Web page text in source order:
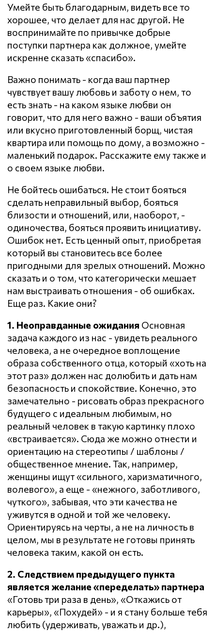
Умейте быть благодарным, видеть все то
хорошее, что делает для нас другой. Не
воспринимайте по привычке добрые
поступки партнера как должное, умейте
искренне сказать «спасибо».
Важно понимать - когда ваш партнер
чувствует вашу любовь и заботу о нем, то
есть знать - на каком языке любви он
говорит, что для него важно - ваши объятия
или вкусно приготовленный борщ, чистая
квартира или помощь по дому, а возможно -
маленький подарок. Расскажите ему также и
о своем языке любви.
Не бойтесь ошибаться. Не стоит бояться
сделать неправильный выбор, бояться
близости и отношений, или, наоборот, -
одиночества, бояться проявить инициативу.
Ошибок нет. Есть ценный опыт, приобретая
который вы становитесь все более
пригодными для зрелых отношений. Можно
сказать и о том, что категорически мешает
нам выстраивать отношения - об ошибках.
Еще раз. Какие они?
1. Неоправданные ожидания Основная
задача каждого из нас - увидеть реального
человека, а не очередное воплощение
образа собственного отца, который «хоть на
этот раз» должен нас долюбить и дать нам
безопасность и спокойствие. Конечно, это
замечательно - рисовать образ прекрасного
будущего с идеальным любимым, но
реальный человек в такую картинку плохо
«встраивается». Сюда же можно отнести и
ориентацию на стереотипы / шаблоны /
общественное мнение. Так, например,
женщины ищут «сильного, харизматичного,
волевого», а еще - «нежного, заботливого,
чуткого», забывая, что эти качества не
уживутся в одной и той же человеку.
Ориентируясь на черты, а не на личность в
целом, мы в результате не готовы принять
человека таким, какой он есть.
2. Следствием предыдущего пункта
является желание «переделать» партнера
«Готовь три раза в день», «Откажись от
карьеры», «Похудей» - и я стану больше тебя
любить (удерживать, уважать и др.),